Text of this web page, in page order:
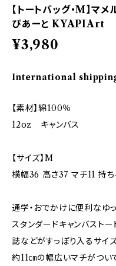
【トートバッグ・M】マ
ぴあーと KYAPIArt
¥3,980
International
【素材】綿100％
12oz キャンバス
【サイズ】M
横幅36 高さ37 マチ11 持
通学・おでかけに便利なゆ
スタンダードキャンバスト
誌などがすっぽり入るサイズ
約11㎝の幅広いマチがつい